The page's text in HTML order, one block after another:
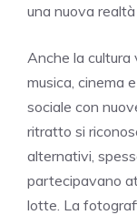
una nuova realtà
Anche la cultura
musica, cinema
sociale con
ritratto si
alternativi,
partecipavano
lotte. La